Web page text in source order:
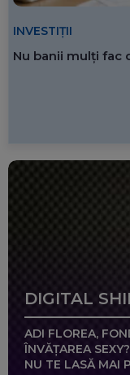
INVESTIȚII
Nu banii mulți fac
DIGITAL
ADI FLOREA,
ÎNVĂȚAREA
NU TE LASĂ MAI